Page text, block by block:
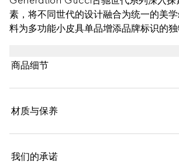
素，将不同世代的设计融合为统一的美
料为多功能小皮具单品增添品牌标识的独
商品细节
材质与保养
我们的承诺